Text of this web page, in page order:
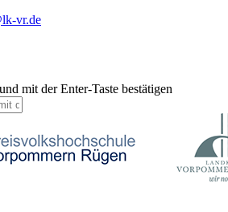
vr.de
mit der Enter-Taste bestätigen